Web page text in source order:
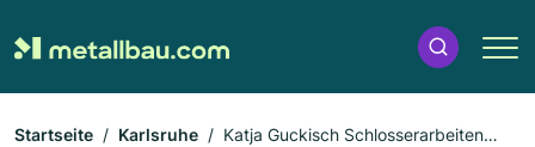
Startseite Karlsruhe
Katja Guckisch Schlosserarbeiten